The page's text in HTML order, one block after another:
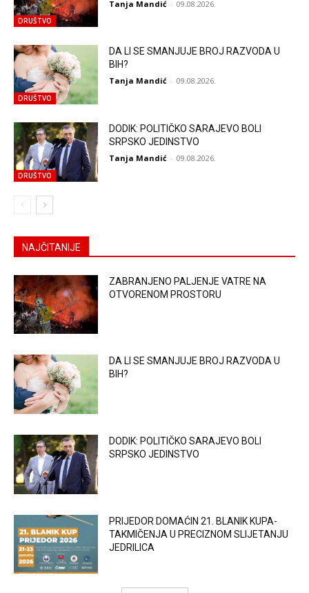
DRUŠTVO
Tanja Mandić - 09.08.2026.
DRUŠTVO
DA LI SE SMANJUJE BROJ RAZVODA U
BIH?
Tanja Mandić - 09.08.2026.
DRUŠTVO
DODIK: POLITIČKO SARAJEVO BOLI
SRPSKO JEDINSTVO
Tanja Mandić - 09.08.2026.
NAJČITANIJE
ZABRANJENO PALJENJE VATRE NA
OTVORENOM PROSTORU
DA LI SE SMANJUJE BROJ RAZVODA U
BIH?
DODIK: POLITIČKO SARAJEVO BOLI
SRPSKO JEDINSTVO
PRIJEDOR DOMAĆIN 21. BLANIK KUPA-
TAKMIČENJA U PRECIZNOM SLIJETANJU
JEDRILICA